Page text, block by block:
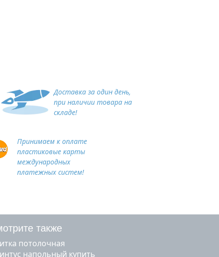
Доставка за один день,
при наличии товара на
складе!
Принимаем к оплате
пластиковые карты
международных
платежных систем!
также
потолочная
напольный купить